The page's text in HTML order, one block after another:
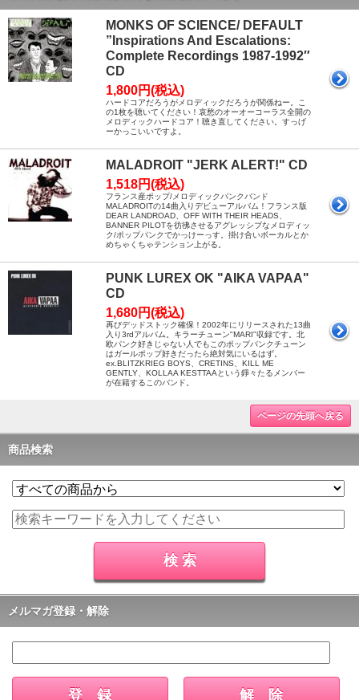
MONKS OF SCIENCE/ DEFAULT
”Inspirations And Escalations:
Complete Recordings 1987-1992″
CD
1,800円(税込)
ハードコアだろうがメロディックだろうが関係ねー。こ
の1枚を聴いてください！哀愁のオーオーコーラス全開の
メロディックハードコア！聴き直してください。すっげ
ーかっこいいですよ。
MALADROIT "JERK ALERT!" CD
1,518円(税込)
フランス産ポップ/メロディックパンクバンド
MALADROITの14曲入りデビューアルバム！フランス版
DEAR LANDROAD、OFF WITH THEIR HEADS、
BANNER PILOTを彷彿させるアグレッシブなメロディッ
ク/ポップパンクでかっけーっす。掛け合いボーカルとか
めちゃくちゃテンション上がる。
PUNK LUREX OK "AIKA VAPAA"
CD
1,680円(税込)
再びデッドストック確保！2002年にリリースされた13曲
入り3rdアルバム。キラーチューン"MARI"収録です。北
欧パンク好きじゃない人でもこのポップパンクチューン
はガールポップ好きだったら絶対気にいるはず。
ex.BLITZKRIEG BOYS、CRETINS、KILL ME
GENTLY、KOLLAA KESTTAAという錚々たるメンバー
が在籍するこのバンド。
ページの先頭へ戻る
商品検索
メルマガ登録・解除